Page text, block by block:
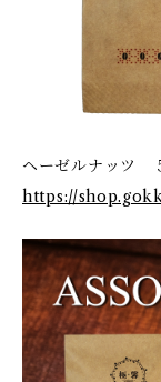
ヘーゼルナッツ
https://